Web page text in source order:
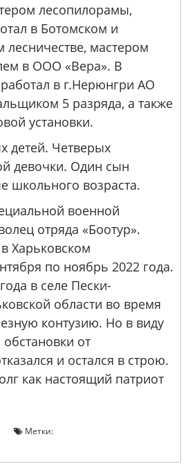
лесопилорамы,
в Ботомском и
мастером
в ООО «Вера». В
в г.Нерюнгри АО
5 разряда, а также
установки.
Четверых
девочки. Один сын
школьного возраста.
военной
отряда «Боотур».
Харьковском
по ноябрь 2022 года.
в селе Пески-
области во время
контузию. Но в виду
от
и остался в строю.
как настоящий патриот
Метки: